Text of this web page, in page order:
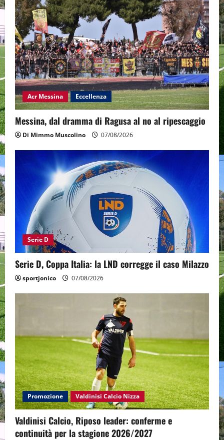
Acr Messina Eccellenza
Messina, dal dramma di Ragusa al no al ripescaggio
Di Mimmo Muscolino 07/08/2026
Serie D
Serie D, Coppa Italia: la LND corregge il caso Milazzo
sportjonico 07/08/2026
Promozione Valdinisi Calcio Nizza
Valdinisi Calcio, Riposo leader: conferme e
continuità per la stagione 2026/2027